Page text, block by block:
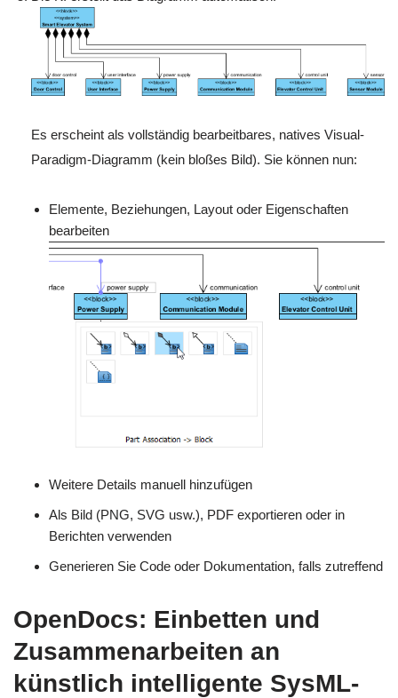
Es erscheint als vollständig bearbeitbares, natives Visual-
Paradigm-Diagramm (kein bloßes Bild). Sie können nun:
Elemente, Beziehungen, Layout oder Eigenschaften
bearbeiten
Weitere Details manuell hinzufügen
Als Bild (PNG, SVG usw.), PDF exportieren oder in
Berichten verwenden
Generieren Sie Code oder Dokumentation, falls zutreffend
OpenDocs: Einbetten und
Zusammenarbeiten an
künstlich intelligente SysML-